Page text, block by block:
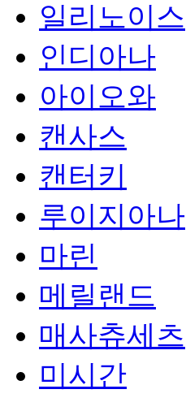
일리노이스
인디아나
아이오와
캔사스
캔터키
루이지아나
마린
메릴랜드
매사츄세츠
미시간